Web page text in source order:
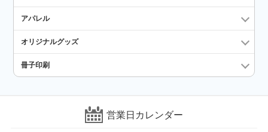
アパレル
オリジナルグッズ
冊子印刷
営業日カレンダー